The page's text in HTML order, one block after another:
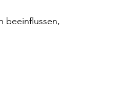
beeinflussen,